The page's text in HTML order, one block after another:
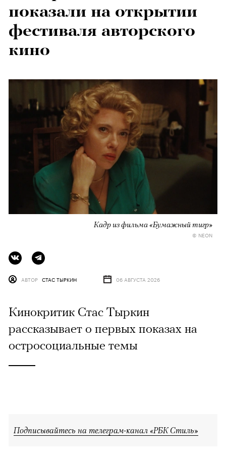
показали на открытии
фестиваля авторского
кино
Кадр из фильма «Бумажный тигр»
© NEON
АВТОР СТАС ТЫРКИН 06 АВГУСТА 2026
Кинокритик Стас Тыркин
рассказывает о первых показах на
остросоциальные темы
Подписывайтесь на телеграм-канал «РБК Стиль»